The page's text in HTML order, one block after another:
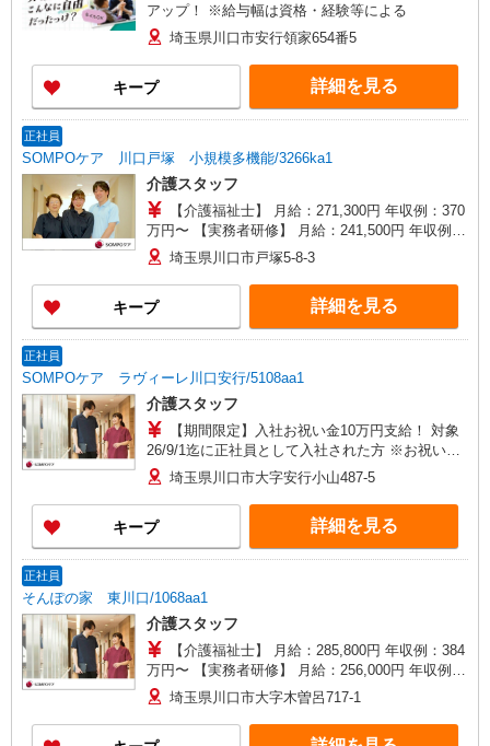
アップ！ ※給与幅は資格・経験等による
埼玉県川口市安行領家654番5
キープ 詳細を見る
正社員
SOMPOケア 川口戸塚 小規模多機能/3266ka1
介護スタッフ
【介護福祉士】 月給：271,300円 年収例：370
万円〜 【実務者研修】 月給：241,500円 年収例：
330万円〜 【初任者研修】 月給：232,700円 年収
例：320万円〜 ※職務手当、働きがい向上手当、
日祝手当（月平均2回分）、夜勤手当（月平均5回
分）等、毎月平均的に支払われる手当を含みま
す。 ※介護福祉士のみ、特別職務手当も含む ◎オ
時は別途時間外手当支給（超過1分〜） ◎賞与
基本給2.08ヶ月分/年支給
埼玉県川口市戸塚5-8-3
キープ 詳細を見る
正社員
SOMPOケア ラヴィーレ川口安行/5108aa1
介護スタッフ
【期間限定】入社お祝い金10万円支給！ 対象
26/9/1迄に正社員として入社された方 ※お祝い金
は入社後3か月目の給与で支給、その他詳細は面接
時にご案内します 【介護福祉士】月給285,800円
／年収例384万円〜 【実務者研修】月給256,000円
／年収例345万円〜 【初任者研修・無資格】月給
247,200円／年収例334万円〜 ※職務手当、働きが
（月平均5回分）等、毎月平均的に支払われる手当
を含む ※介護福祉士のみ、特別職務手当も含む ◎
残業時は別途時間外手当支給（超過1分〜） ◎賞
与 基本給2.08ヶ月分/年支給
埼玉県川口市大字安行小山487-5
キープ 詳細を見る
正社員
そんぽの家 東川口/1068aa1
介護スタッフ
【介護福祉士】 月給：285,800円 年収例：384
万円〜 【実務者研修】 月給：256,000円 年収例：
345万円〜 【初任者研修・無資格】 月給：
247,200円 年収例：334万円〜 ※職務手当、働き
がい向上手当、日祝手当（月平均2回分）、夜勤手
埼玉県川口市大字木曽呂717-1